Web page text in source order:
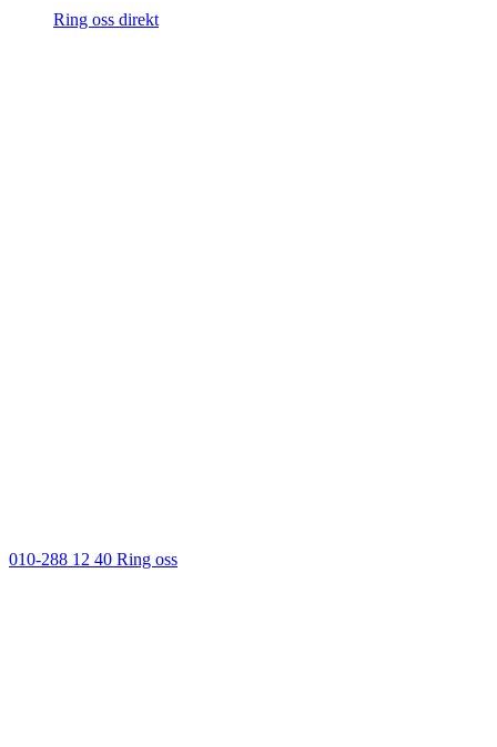
Ring oss direkt
010-288 12 40 Ring oss